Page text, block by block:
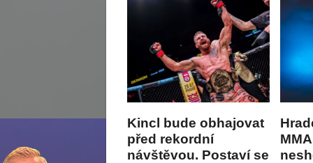
Kincl bude obhajovat
před rekordní
návštěvou. Postaví se